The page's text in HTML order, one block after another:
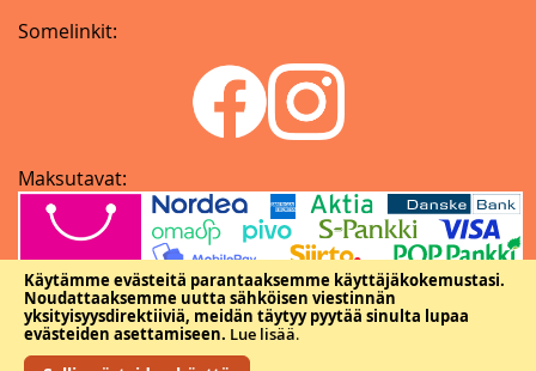
Käytämme evästeitä parantaaksemme käyttäjäkokemustasi.
Noudattaaksemme uutta sähköisen viestinnän
yksityisyysdirektiiviä, meidän täytyy pyytää sinulta lupaa
evästeiden asettamiseen. Lue lisää.
Somelinkit:
Maksutavat: